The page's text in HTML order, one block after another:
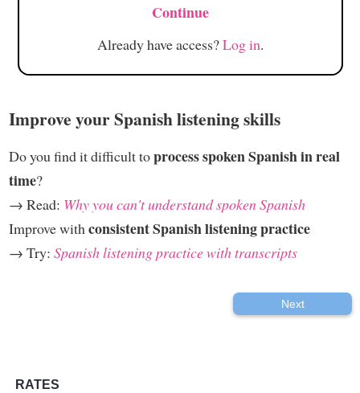
Continue
Already have access?Log in.
Improve your Spanish listening skills
Do you find it difficult toprocess spoken Spanish in real
time?
→ Read: Why you can't understand spoken Spanish
Improve with consistent Spanish listening practice
→ Try: Spanish listening practice with transcripts
Next
RATES